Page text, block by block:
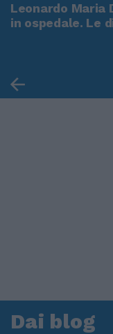
Leonardo Maria
in ospedale. Le
Dai blog